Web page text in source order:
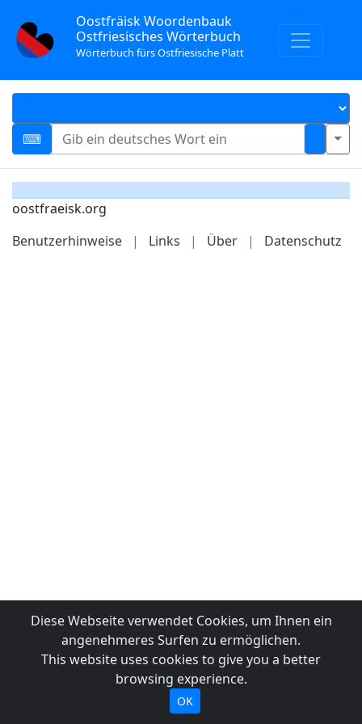
Oostfräisk Woordenbauk
Ostfriesisches Wörterbuch
Wörterbuch fürs Ostfriesische Platt
oostfraeisk.org
Benutzerhinweise
| Links | Über | Datenschutz
Diese Webseite verwendet Cookies, um Ihnen ein
angenehmeres Surfen zu ermöglichen.
This website uses cookies to give you a better
browsing experience.
OK